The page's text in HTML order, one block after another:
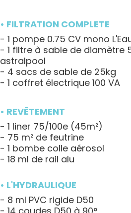
• FILTRATION COMPLETE
- 1 pompe 0.75 CV mono
- 1 filtre à sable de diamètre
astralpool
- 4 sacs de sable de 25kg
- 1 coffret électrique 100 VA
• REVÊTEMENT
- 1 liner 75/100e (45m²)
- 75 m² de feutrine
- 1 bombe colle aérosol
- 18 ml de rail alu
• L'HYDRAULIQUE
- 8 ml PVC rigide D50
- 14 coudes D50 à 90°